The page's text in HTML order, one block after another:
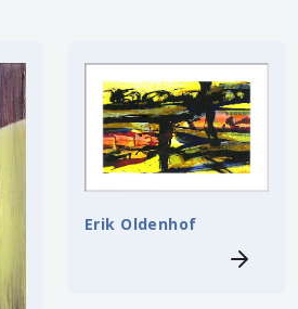
Erik Oldenhof